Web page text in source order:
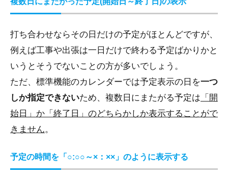
打ち合わせならその日だけの予定がほとんどですが、
例えば工事や出張は一日だけで終わる予定ばかりかと
いうとそうでないことの方が多いでしょう。
ただ、標準機能のカレンダーでは予定表示の日を一つ
しか指定できないため、複数日にまたがる予定は 「開
始日」か「終了日」のどちらかしか表示することがで
きません。
予定の時間を「○:○○～×：××」のように表示する